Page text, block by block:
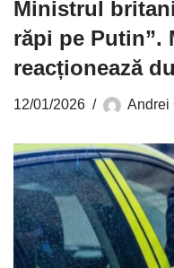
Ministrul
răpi pe Putin”.
reacționează
12/01/2026 Andrei